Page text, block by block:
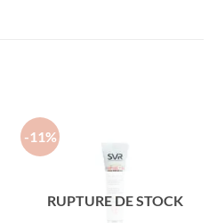
-11%
RUPTURE DE STOCK